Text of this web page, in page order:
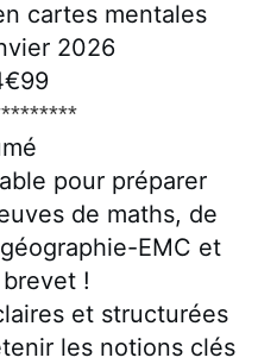
cartes mentales
2026
pour préparer
de maths, de
EMC et
!
et structurées
les notions clés